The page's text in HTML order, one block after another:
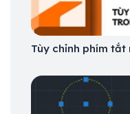
Tùy chỉnh phím tắt